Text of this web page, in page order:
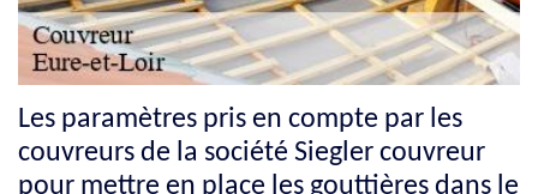
Les paramètres pris en compte par les
couvreurs de la société Siegler couvreur
pour mettre en place les gouttières dans le